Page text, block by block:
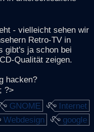
- vielleicht sehen wir
Retro-TV in
gibt's ja schon bei
Qualität zeigen.
hacken?
?>
GNOME
Internet
Webdesign google